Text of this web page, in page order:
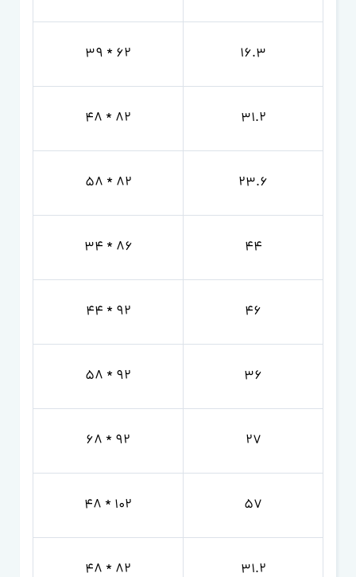
16.3
62 * 39
31.2
82 * 48
23.6
82 * 58
44
86 * 34
46
92 * 44
36
92 * 58
27
92 * 68
57
102 * 48
31.2
82 * 48